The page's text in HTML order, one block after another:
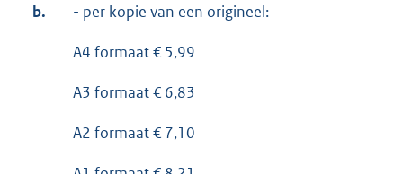
b. - per kopie van een origineel:
A4 formaat € 5,99
A3 formaat € 6,83
A2 formaat € 7,10